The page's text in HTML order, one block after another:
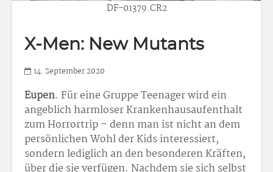
DF-01379.CR2
X-Men: New Mutants
14. September 2020
Eupen. Für eine Gruppe Teenager wird ein
angeblich harmloser Krankenhausaufenthalt
zum Horrortrip – denn man ist nicht an dem
persönlichen Wohl der Kids interessiert,
sondern lediglich an den besonderen Kräften,
über die sie verfügen. Nachdem sie sich selbst